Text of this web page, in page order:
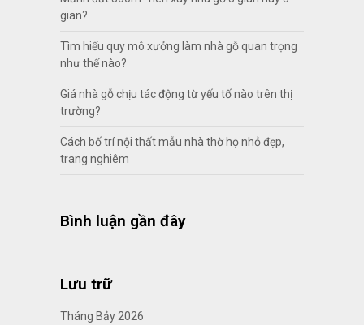
gian?
Tìm hiểu quy mô xưởng làm nhà gỗ quan trọng
như thế nào?
Giá nhà gỗ chịu tác động từ yếu tố nào trên thị
trường?
Cách bố trí nội thất mẫu nhà thờ họ nhỏ đẹp,
trang nghiêm
Bình luận gần đây
Lưu trữ
Tháng Bảy 2026